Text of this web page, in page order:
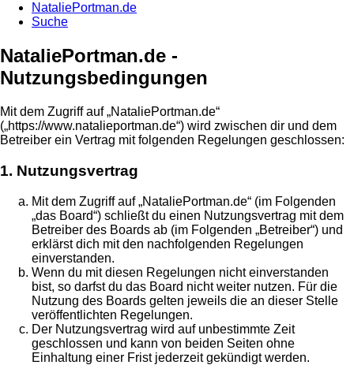
NataliePortman.de
Suche
NataliePortman.de -
Nutzungsbedingungen
Mit dem Zugriff auf „NataliePortman.de“
(„https://www.natalieportman.de“) wird zwischen dir und dem
Betreiber ein Vertrag mit folgenden Regelungen geschlossen:
1. Nutzungsvertrag
Mit dem Zugriff auf „NataliePortman.de“ (im Folgenden
„das Board“) schließt du einen Nutzungsvertrag mit dem
Betreiber des Boards ab (im Folgenden „Betreiber“) und
erklärst dich mit den nachfolgenden Regelungen
einverstanden.
Wenn du mit diesen Regelungen nicht einverstanden
bist, so darfst du das Board nicht weiter nutzen. Für die
Nutzung des Boards gelten jeweils die an dieser Stelle
veröffentlichten Regelungen.
Der Nutzungsvertrag wird auf unbestimmte Zeit
geschlossen und kann von beiden Seiten ohne
Einhaltung einer Frist jederzeit gekündigt werden.